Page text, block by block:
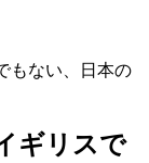
もない、日本の
ギリスで